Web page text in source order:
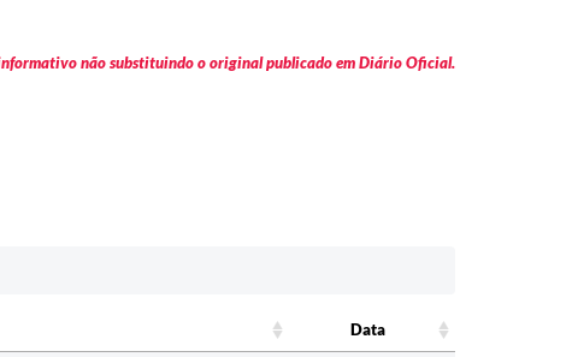
não substituindo o original publicado em Diário Oficial.
Data